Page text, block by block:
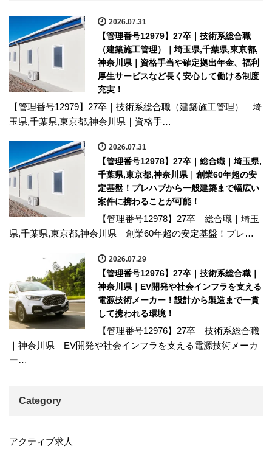
2026.07.31
【管理番号12979】27卒｜技術系総合職
（建築施工管理）｜埼玉県,千葉県,東京都,
神奈川県｜資格手当や確定拠出年金、福利
厚生サービスなど長く安心して働ける制度
充実！
【管理番号12979】27卒｜技術系総合職（建築施工管理）｜埼
玉県,千葉県,東京都,神奈川県｜資格手…
2026.07.31
【管理番号12978】27卒｜総合職｜埼玉県,
千葉県,東京都,神奈川県｜創業60年超の安
定基盤！プレハブから一般建築まで幅広い
案件に携わることが可能！
【管理番号12978】27卒｜総合職｜埼玉
県,千葉県,東京都,神奈川県｜創業60年超の安定基盤！プレ…
2026.07.29
【管理番号12976】27卒｜技術系総合職｜
神奈川県｜EV開発や社会インフラを支える
電源技術メーカー！設計から製造まで一貫
して携われる環境！
【管理番号12976】27卒｜技術系総合職
｜神奈川県｜EV開発や社会インフラを支える電源技術メーカ
ー…
Category
アクティブ求人